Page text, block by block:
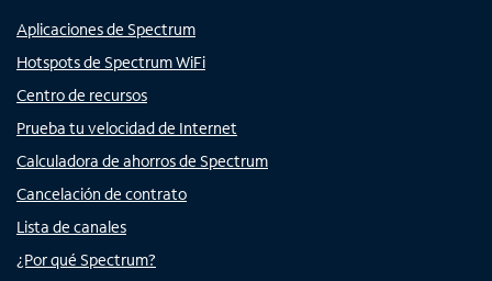
Aplicaciones de Spectrum
Hotspots de Spectrum WiFi
Centro de recursos
Prueba tu velocidad de Internet
Calculadora de ahorros de Spectrum
Cancelación de contrato
Lista de canales
¿Por qué Spectrum?